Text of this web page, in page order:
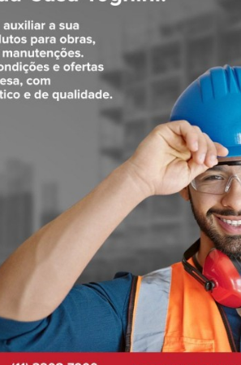
mais acessível e prático para
ambientes, seja em hospitais,
a Norma Brasileira de
ou alguma dificuldade motora.
e o mais perfeito acabamento.
e maior resistência à corrosão.
seu espaço com um item que combina